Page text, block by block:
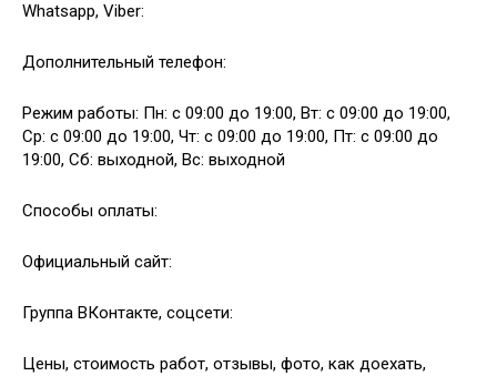
Whatsapp, Viber:
Дополнительный телефон:
Режим работы: Пн: с 09:00 до 19:00, Вт: с 09:00 до 19:00,
Ср: с 09:00 до 19:00, Чт: с 09:00 до 19:00, Пт: с 09:00 до
19:00, Сб: выходной, Вс: выходной
Способы оплаты:
Официальный сайт:
Группа ВКонтакте, соцсети:
Цены, стоимость работ, отзывы, фото, как доехать,